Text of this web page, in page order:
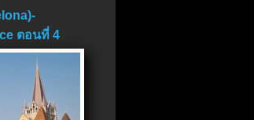
ตอนที่ 4